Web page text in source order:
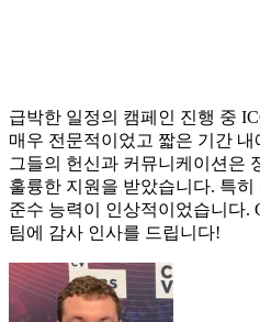
급박한 일정의 캠페인 진행 중
매우 전문적이었고 짧은 기간
그들의 헌신과 커뮤니케이션은
훌륭한 지원을 받았습니다. 특
준수 능력이 인상적이었습니다.
팀에 감사 인사를 드립니다!